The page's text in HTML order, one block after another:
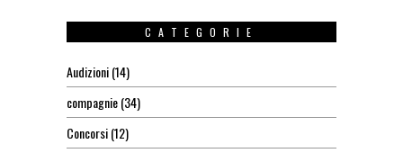
CATEGORIE
Audizioni(14)
compagnie(34)
Concorsi(12)